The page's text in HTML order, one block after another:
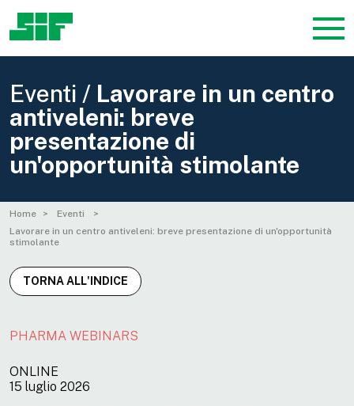
Eventi / Lavorare in un centro
antiveleni: breve
presentazione di
un'opportunità stimolante
Home
Eventi
Lavorare in un centro antiveleni: breve presentazione di un'opportunità
stimolante
TORNA ALL'INDICE
PHARMA WEBINARS
ONLINE
15 luglio 2026